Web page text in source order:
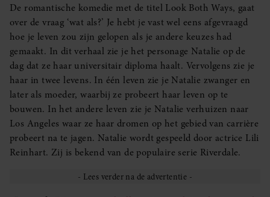
De romantische komedie met de titel Look Both Ways, gaat
over de vraag ‘wat als?’ Je hebt je vast wel eens afgevraagd
hoe je leven zou zijn gelopen als je andere keuzes had
gemaakt. In dit verhaal zie je het personage Natalie op de
dag dat ze haar universitair diploma haalt. Vervolgens zie je
haar in twee levens. In één leven zie je Natalie zwanger en
later als moeder, waarbij ze probeert haar leven op te
bouwen. In het andere leven zie je Natalie verhuizen naar
Los Angeles waar ze haar dromen op het gebied van carrière
probeert na te jagen. Natalie wordt gespeeld door actrice Lili
Reinhart. Zij is bekend van de populaire serie Riverdale.